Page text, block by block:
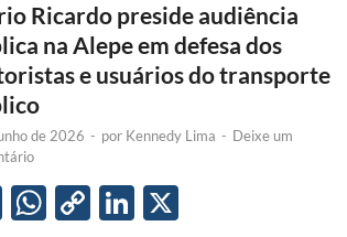
Ricardo preside audiência
na Alepe em defesa dos
e usuários do transporte
de 2026 - por Kennedy Lima - Deixe um
F
W C
Li